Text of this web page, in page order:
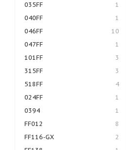
035FF
1
040FF
1
046FF
10
047FF
1
101FF
3
315FF
3
518FF
4
024FF
1
0394
1
FF012
8
FF116-GX
2